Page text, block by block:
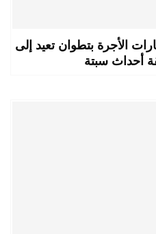
الأجرة بتطوان تعيد إلى
أحداث سبتة